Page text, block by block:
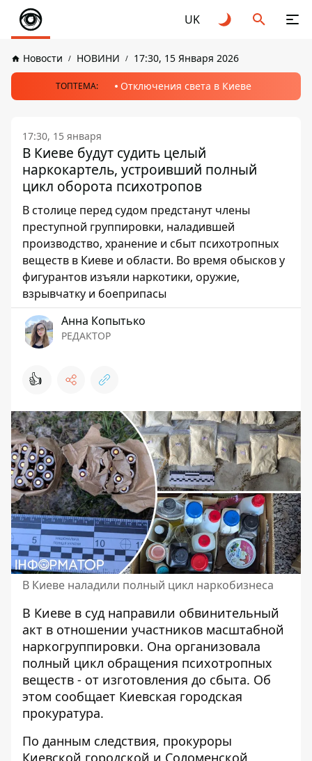
UK
Новости НОВИНИ 17:30, 15 Января 2026
ТОПТЕМА: Отключения света в Киеве
17:30, 15 января
В Киеве будут судить целый
наркокартель, устроивший полный
цикл оборота психотропов
В столице перед судом предстанут члены
преступной группировки, наладившей
производство, хранение и сбыт психотропных
веществ в Киеве и области. Во время обысков у
фигурантов изъяли наркотики, оружие,
взрывчатку и боеприпасы
Анна Копытько
РЕДАКТОР
👍
В Киеве наладили полный цикл наркобизнеса
В Киеве в суд направили обвинительный
акт в отношении участников масштабной
наркогруппировки. Она организовала
полный цикл обращения психотропных
веществ - от изготовления до сбыта. Об
этом сообщает Киевская городская
прокуратура.
По данным следствия, прокуроры
Киевской городской и Соломенской